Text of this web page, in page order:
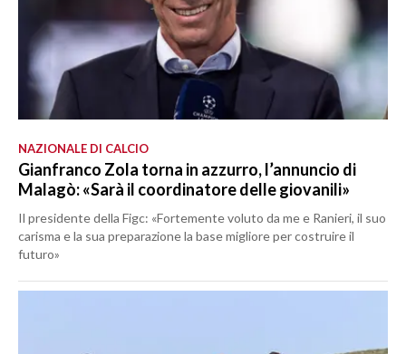
NAZIONALE DI CALCIO
Gianfranco Zola torna in azzurro, l’annuncio di
Malagò: «Sarà il coordinatore delle giovanili»
Il presidente della Figc: «Fortemente voluto da me e Ranieri, il suo
carisma e la sua preparazione la base migliore per costruire il
futuro»